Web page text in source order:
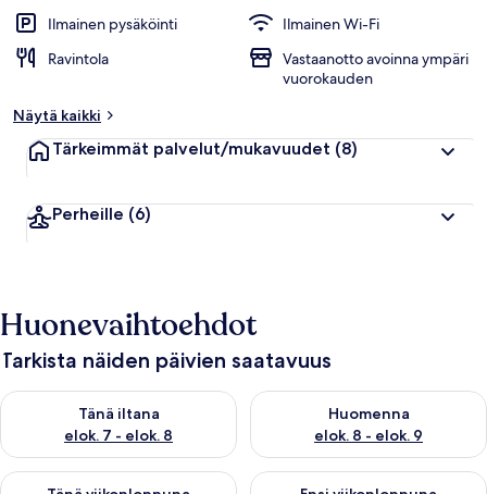
Ilmainen pysäköinti
Ilmainen Wi-Fi
Ravintola
Vastaanotto avoinna ympäri
vuorokauden
Näytä kaikki
Tärkeimmät palvelut/mukavuudet (8)
Perheille (6)
Huonevaihtoehdot
Tarkista näiden päivien saatavuus
Tänä iltana
elok. 7 - elok. 8
Tarkista tämän illan saatavuus elok. 7 - elok. 8
Huomenna
elok. 8 - elok. 9
Tarkista huomisen saatavuus
Tarkista tämän viikonlopun saatavuus elok. 7 - elok. 9
Tarkista ensi viikonlopun